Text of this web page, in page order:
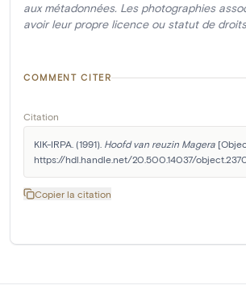
aux métadonnées. Les photographies
avoir leur propre licence ou statut de
COMMENT CITER
Citation
KIK-IRPA. (1991). Hoofd van reuzin Magera
https://hdl.handle.net/20.500.14037/
Copier la citation